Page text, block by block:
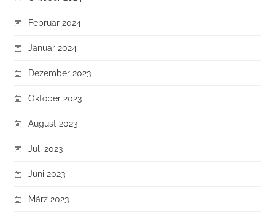
Februar 2024
Januar 2024
Dezember 2023
Oktober 2023
August 2023
Juli 2023
Juni 2023
März 2023